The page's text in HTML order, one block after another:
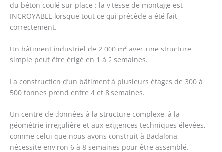
du béton coulé sur place : la vitesse de montage est
INCROYABLE lorsque tout ce qui précède a été fait
correctement.
Un bâtiment industriel de 2 000 m² avec une structure
simple peut être érigé en 1 à 2 semaines.
La construction d’un bâtiment à plusieurs étages de 300 à
500 tonnes prend entre 4 et 8 semaines.
Un centre de données à la structure complexe, à la
géométrie irrégulière et aux exigences techniques élevées,
comme celui que nous avons construit à Badalona,
nécessite environ 6 à 8 semaines pour être assemblé.